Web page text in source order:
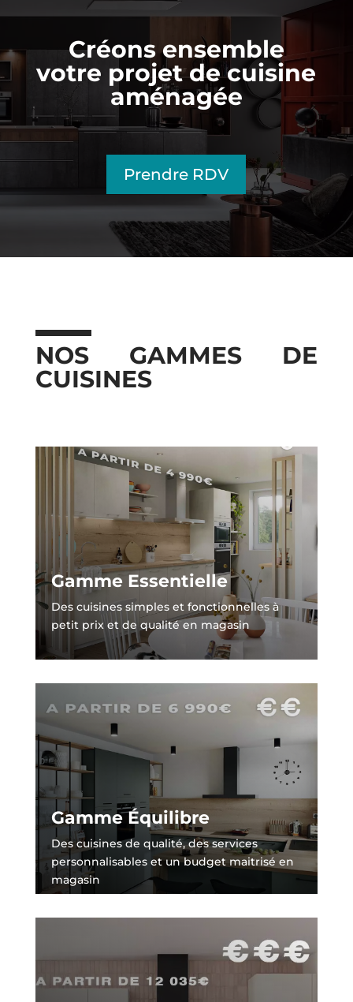
Créons ensemble
votre projet de cuisine
aménagée
Prendre RDV
NOS GAMMES DE
CUISINES
Gamme Essentielle
Des cuisines simples et fonctionnelles à
petit prix et de qualité en magasin
Gamme Équilibre
Des cuisines de qualité, des services
personnalisables et un budget maitrisé en
magasin